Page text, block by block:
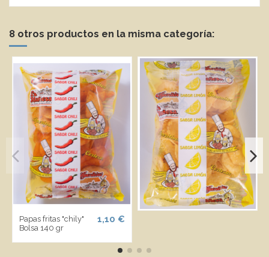
8 otros productos en la misma categoría:
Papas fritas "chily"
Bolsa 140 gr
1,10 €